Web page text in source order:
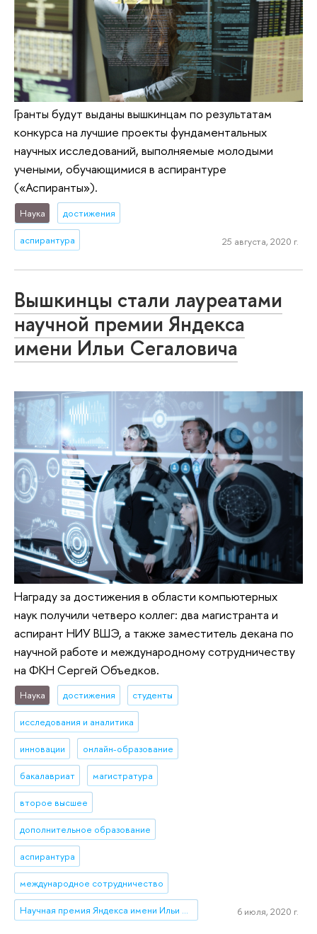
Гранты будут выданы вышкинцам по результатам
конкурса на лучшие проекты фундаментальных
научных исследований, выполняемые молодыми
учеными, обучающимися в аспирантуре
(«Аспиранты»).
Наука достижения
аспирантура 25 августа, 2020 г.
Вышкинцы стали лауреатами
научной премии Яндекса
имени Ильи Сегаловича
Награду за достижения в области компьютерных
наук получили четверо коллег: два магистранта и
аспирант НИУ ВШЭ, а также заместитель декана по
научной работе и международному сотрудничеству
на ФКН Сергей Объедков.
Наука достижения студенты
исследования и аналитика
инновации онлайн-образование
бакалавриат магистратура
второе высшее
дополнительное образование
аспирантура
международное сотрудничество
6 июля, 2020 г.